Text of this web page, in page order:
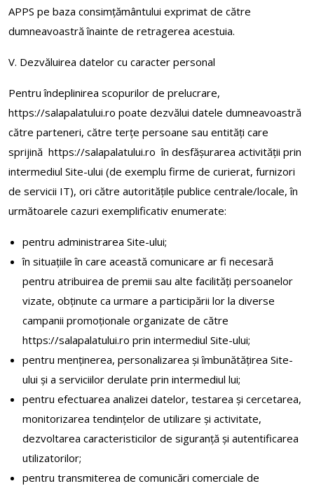
APPS pe baza consimțământului exprimat de către
dumneavoastră înainte de retragerea acestuia.
V. Dezvăluirea datelor cu caracter personal
Pentru îndeplinirea scopurilor de prelucrare,
https://salapalatului.ro poate dezvălui datele dumneavoastră
către parteneri, către terțe persoane sau entități care
sprijină https://salapalatului.ro în desfășurarea activității prin
intermediul Site-ului (de exemplu firme de curierat, furnizori
de servicii IT), ori către autoritățile publice centrale/locale, în
următoarele cazuri exemplificativ enumerate:
pentru administrarea Site-ului;
în situațiile în care această comunicare ar fi necesară
pentru atribuirea de premii sau alte facilități persoanelor
vizate, obținute ca urmare a participării lor la diverse
campanii promoționale organizate de către
https://salapalatului.ro prin intermediul Site-ului;
pentru menținerea, personalizarea și îmbunătățirea Site-
ului și a serviciilor derulate prin intermediul lui;
pentru efectuarea analizei datelor, testarea și cercetarea,
monitorizarea tendințelor de utilizare și activitate,
dezvoltarea caracteristicilor de siguranță și autentificarea
utilizatorilor;
pentru transmiterea de comunicări comerciale de